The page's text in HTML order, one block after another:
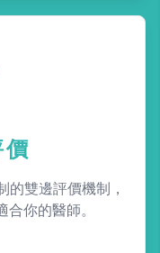
的雙邊評價機制，
合你的醫師。